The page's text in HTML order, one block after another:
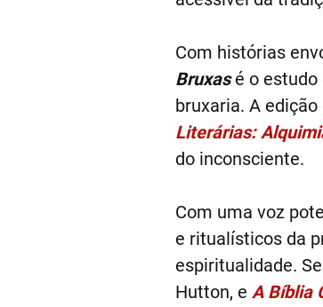
Com histórias
Bruxasé o estudo
bruxaria. A edição
Literárias:
do inconsciente.
Com uma voz
e ritualísticos da
espiritualidade.
Hutton, e A Bíblia